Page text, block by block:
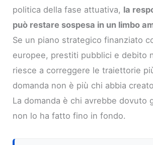
politica della fase attuativa, la
può restare sospesa in un limbo
Se un piano strategico finanziato
europee, prestiti pubblici e debito
riesce a correggere le traiettorie
domanda non è più chi abbia
La domanda è chi avrebbe dovuto
non lo ha fatto fino in fondo.